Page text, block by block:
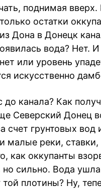
поднимая вверх.
остатки
Дона в Донецк
вода? Нет.
или уровень
искусственно
канала? Как
Северский Донец
счет грунтовых вод
малые реки, ставки,
как оккупанты
но сильно. Вода
плотины? Ну,